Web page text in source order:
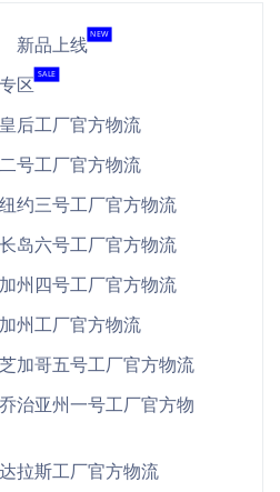
新品上线 NEW
区 SALE
后工厂官方物流
号工厂官方物流
约三号工厂官方物流
岛六号工厂官方物流
州四号工厂官方物流
州工厂官方物流
加哥五号工厂官方物流
治亚州一号工厂官方物
拉斯工厂官方物流